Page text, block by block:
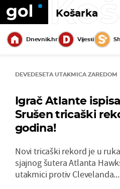
Košarka
Dnevnik.hr Vijesti
DEVEDESETA UTAKMICA ZAREDOM
Igrač Atlante
Srušen tricaški
godina!
Novi tricaški rekord je u
sjajnog šutera Atlanta
utakmici protiv Clevelanda...